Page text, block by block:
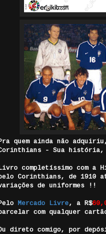
quem ainda não
- Sua história,
Livro completíssimo com a
Corinthians, de 1910
de uniformes !!
Mercado Livre, a R$
com qualquer
direto comigo, por